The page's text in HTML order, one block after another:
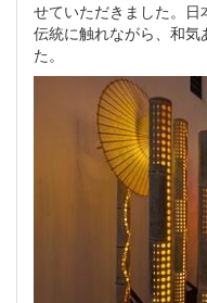
せていただきました。日
伝統に触れながら、和気
た。